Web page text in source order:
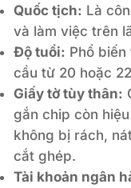
Quốc tịch: Là
và làm việc trên
Độ tuổi: Phổ biến
cầu từ 20 hoặc
Giấy tờ tùy thân:
gắn chip còn
không bị rách,
cắt ghép.
Tài khoản ngân